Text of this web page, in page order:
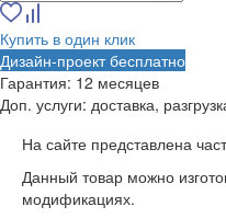
Купить в один клик
Дизайн-проект бесплатно
Гарантия: 12 месяцев
Доп. услуги: доставка,
На сайте представлена
Данный товар можно
модификациях.